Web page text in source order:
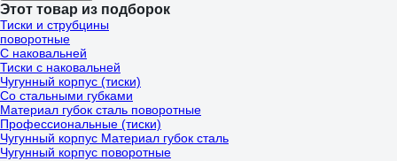
Этот товар из подборок
Тиски и струбцины
поворотные
С наковальней
Тиски с наковальней
Чугунный корпус (тиски)
Со стальными губками
Материал губок сталь поворотные
Профессиональные (тиски)
Чугунный корпус Материал губок сталь
Чугунный корпус поворотные